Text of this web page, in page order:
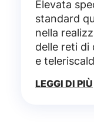
Elevata
standard
nella
delle reti di
e
LEGGI DI PIÙ